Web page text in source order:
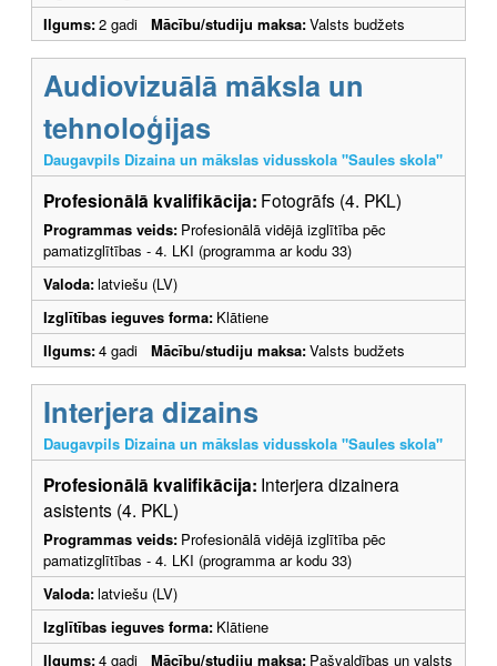
Ilgums:2 gadi Mācību/studiju maksa:Valsts budžets
Audiovizuālā māksla un
tehnoloģijas
Daugavpils Dizaina un mākslas vidusskola "Saules skola"
Profesionālā kvalifikācija: Fotogrāfs (4. PKL)
Programmas veids: Profesionālā vidējā izglītība pēc
pamatizglītības - 4. LKI (programma ar kodu 33)
Valoda:latviešu (LV)
Izglītības ieguves forma: Klātiene
Ilgums:4 gadi Mācību/studiju maksa:Valsts budžets
Interjera dizains
Daugavpils Dizaina un mākslas vidusskola "Saules skola"
Profesionālā kvalifikācija: Interjera dizainera
asistents (4. PKL)
Programmas veids: Profesionālā vidējā izglītība pēc
pamatizglītības - 4. LKI (programma ar kodu 33)
Valoda:latviešu (LV)
Izglītības ieguves forma: Klātiene
Ilgums:4 gadi Mācību/studiju maksa: Pašvaldības un valsts